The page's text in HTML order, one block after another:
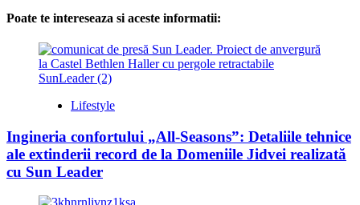
Poate te intereseaza si aceste informatii:
Lifestyle
Ingineria confortului „All-Seasons”: Detaliile tehnice
ale extinderii record de la Domeniile Jidvei realizată
cu Sun Leader